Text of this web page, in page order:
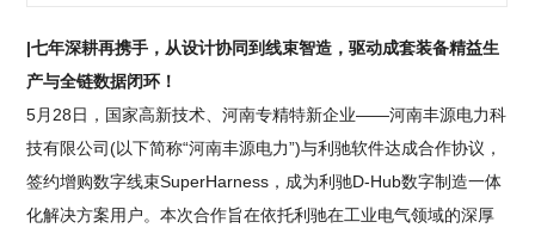
|七年深耕再携手，从设计协同到线束智造，驱动成套装备精益生
产与全链数据闭环！
5月28日，国家高新技术、河南专精特新企业——河南丰源电力科
技有限公司(以下简称“河南丰源电力”)与利驰软件达成合作协议，
签约增购数字线束SuperHarness，成为利驰D-Hub数字制造一体
化解决方案用户。本次合作旨在依托利驰在工业电气领域的深厚